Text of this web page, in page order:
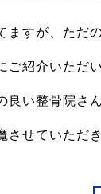
ますが、ただ
ご紹介いただ
良い整骨院さ
させていただ